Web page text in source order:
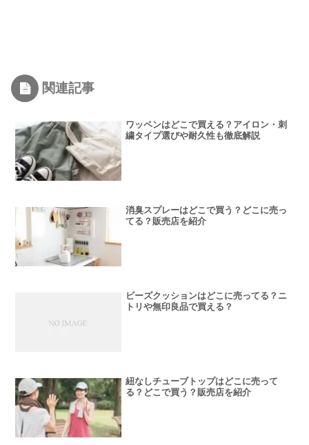
関連記事
ワッペンはどこで買える？アイロン・刺
繍タイプ選びや耐久性も徹底解説
消臭スプレーはどこで買う？どこに売っ
てる？販売店を紹介
ビーズクッションはどこに売ってる？ニ
トリや無印良品で買える？
紐なしチューブトップはどこに売って
る？どこで買う？販売店を紹介